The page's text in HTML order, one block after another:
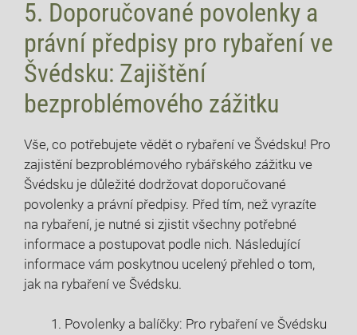
5. Doporučované povolenky a
právní předpisy pro rybaření ve
Švédsku: Zajištění⁣
bezproblémového zážitku
Vše, co potřebujete vědět ⁢o rybaření ⁤ve Švédsku! ‌Pro
zajistění bezproblémového rybářského zážitku ve
Švédsku je důležité dodržovat doporučované
povolenky a ​právní předpisy.⁤ Před tím, než vyrazíte
na rybaření, je ⁢nutné⁣ si zjistit všechny potřebné
informace a⁣ postupovat podle nich. Následující
informace vám ​poskytnou ucelený přehled o tom,
jak na rybaření ve Švédsku.
Povolenky a balíčky:‌ Pro rybaření⁣ ve Švédsku